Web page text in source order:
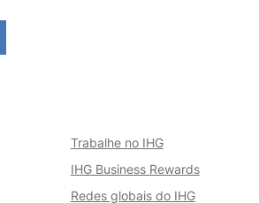
Trabalhe no IHG
IHG Business Rewards
Redes globais do IHG